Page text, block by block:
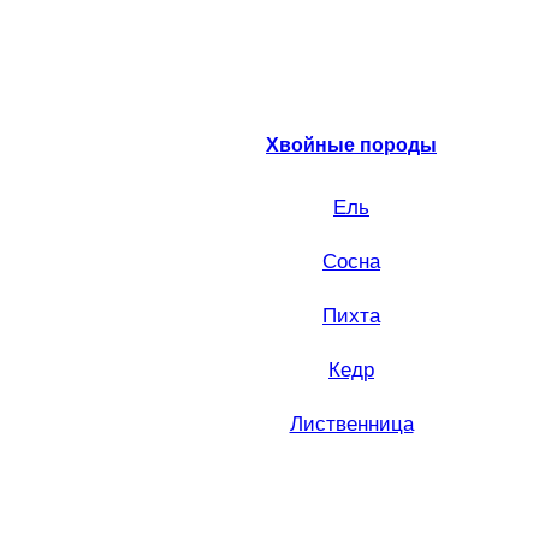
Хвойные породы
Ель
Сосна
Пихта
Кедр
Лиственница